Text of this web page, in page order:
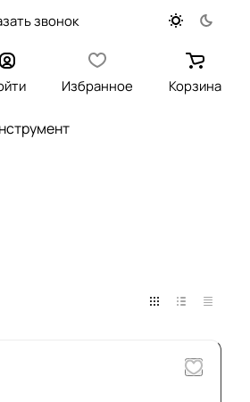
звонок
Избранное Корзина